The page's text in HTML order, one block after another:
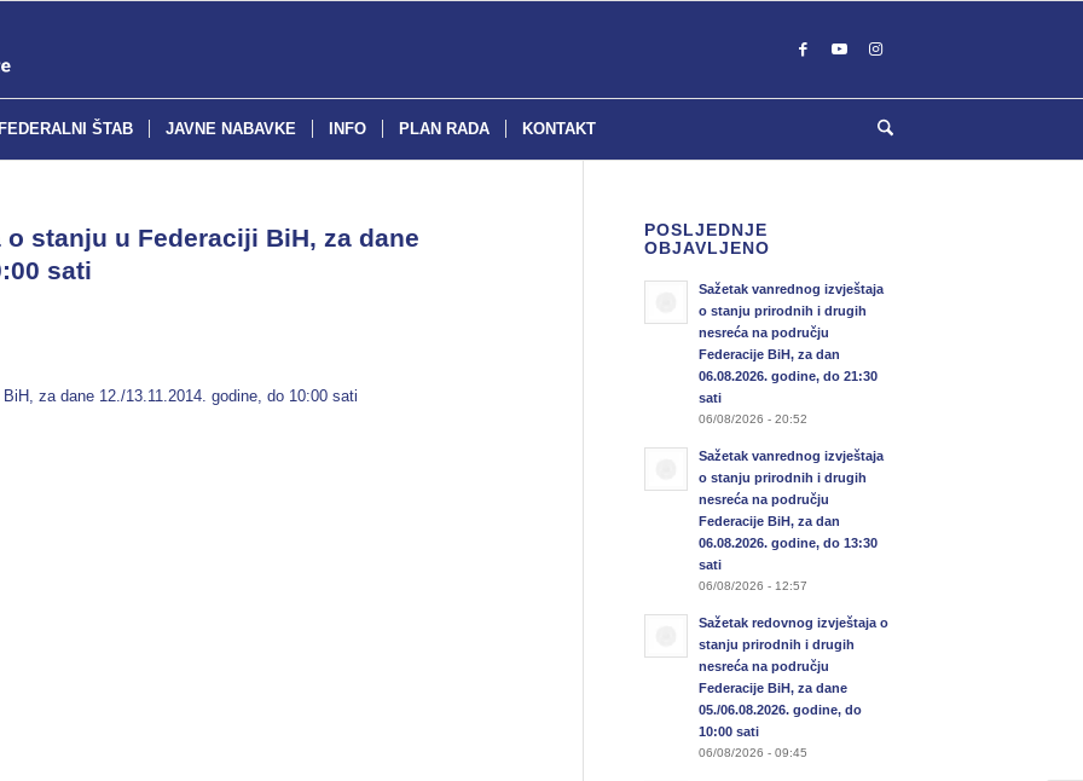
FEDERALNI ŠTAB JAVNE NABAVKE INFO PLAN RADA KONTAKT
stanju u Federaciji BiH, za dane
sati
za dane 12./13.11.2014. godine, do 10:00 sati
POSLJEDNJE
OBJAVLJENO
Sažetak vanrednog izvještaja
o stanju prirodnih i drugih
nesreća na području
Federacije BiH, za dan
06.08.2026. godine, do 21:30
sati
06/08/2026 - 20:52
Sažetak vanrednog izvještaja
o stanju prirodnih i drugih
nesreća na području
Federacije BiH, za dan
06.08.2026. godine, do 13:30
sati
06/08/2026 - 12:57
Sažetak redovnog izvještaja o
stanju prirodnih i drugih
nesreća na području
Federacije BiH, za dane
05./06.08.2026. godine, do
10:00 sati
06/08/2026 - 09:45